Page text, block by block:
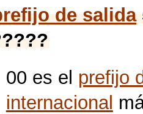
de salida
00 es el prefijo
internacional